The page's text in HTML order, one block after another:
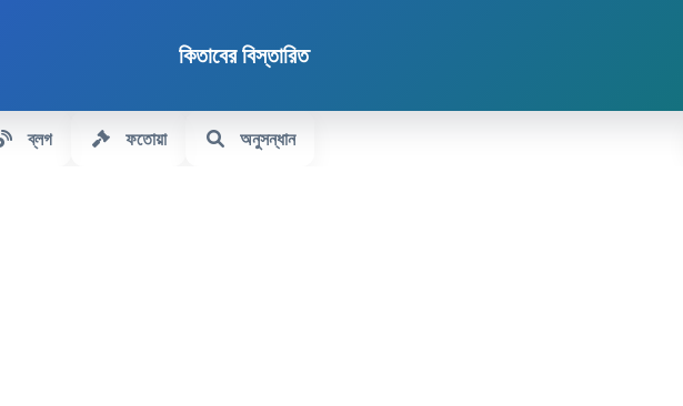
কিতাবের বিস্তারিত
ব্লগ ফতোয়া অনুসন্ধান